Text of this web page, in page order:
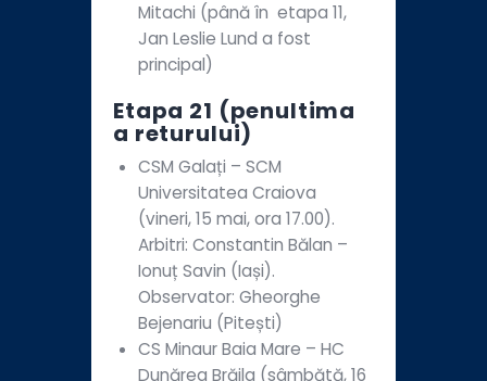
Mitachi (până în etapa 11,
Jan Leslie Lund a fost
principal)
Etapa 21 (penultima
a returului)
CSM Galați – SCM
Universitatea Craiova
(vineri, 15 mai, ora 17.00).
Arbitri: Constantin Bălan –
Ionuț Savin (Iași).
Observator: Gheorghe
Bejenariu (Pitești)
CS Minaur Baia Mare – HC
Dunărea Brăila (sâmbătă, 16